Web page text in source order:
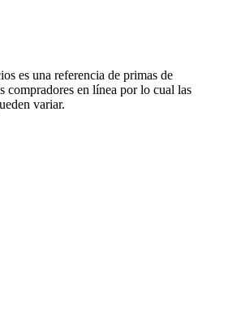
es una referencia de primas de
compradores en línea por lo cual las
variar.